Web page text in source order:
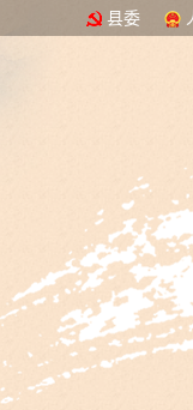
县委